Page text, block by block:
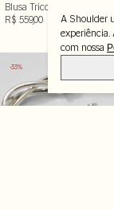
Blusa Tricot Manga Vazada
R$ 559,00
-33%
A Shoulder
experiência.
com nossa